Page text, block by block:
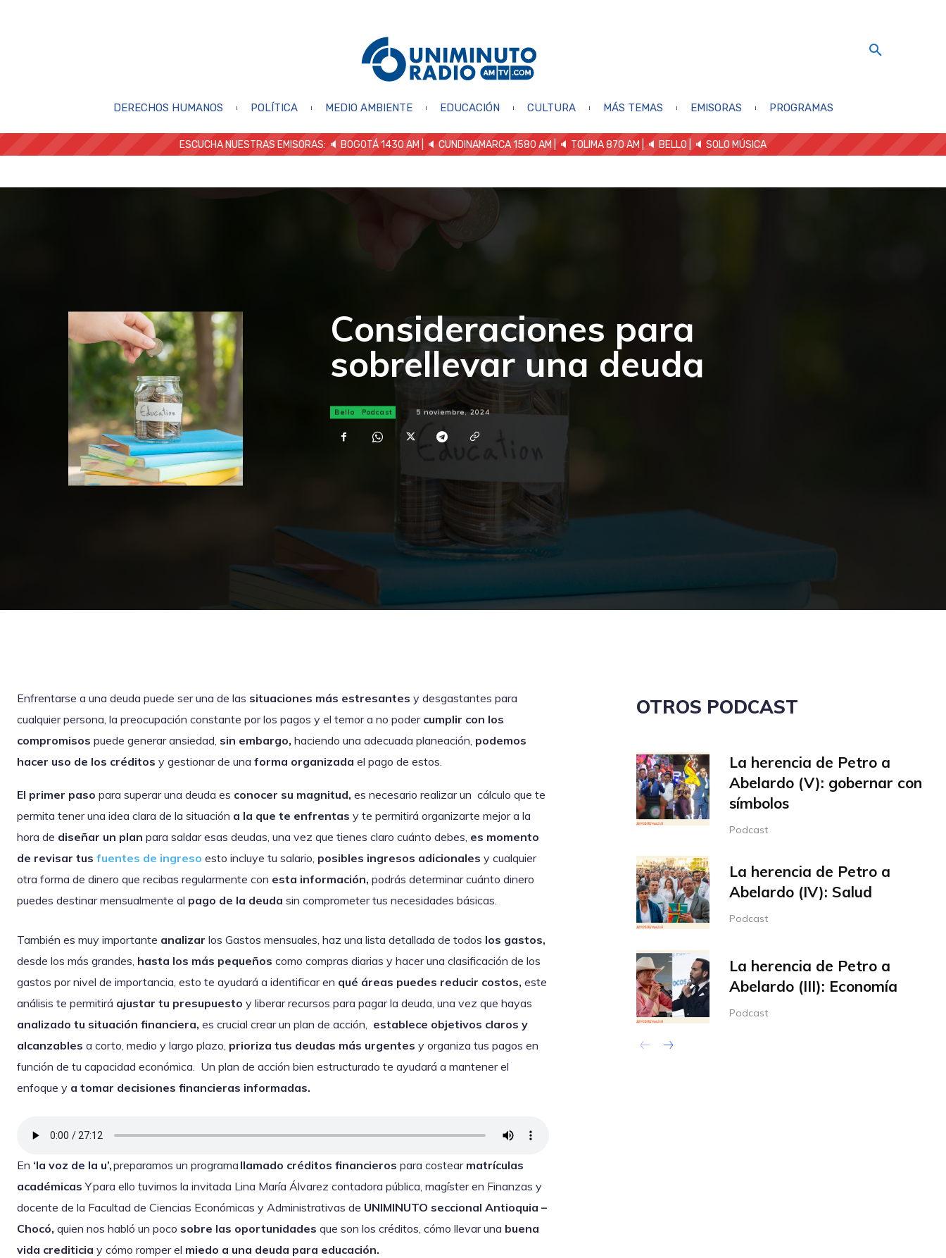
DERECHOS HUMANOS POLÍTICA MEDIO AMBIENTE EDUCACIÓN CULTURA MÁS TEMAS EMISORAS PROGRAMAS
ESCUCHA NUESTRAS EMISORAS: 🔈 BOGOTÁ 1430 AM | 🔈 CUNDINAMARCA 1580 AM | 🔈 TOLIMA 870 AM | 🔈 BELLO 🔈 SOLO MÚSICA
Consideraciones para
sobrellevar una deuda
Bello Podcast 5 noviembre, 2024
Enfrentarse a una deuda puede ser una de las situaciones más estresantes y desgastantes para
cualquier persona, la preocupación constante por los pagos y el temor a no poder cumplir con los
compromisos puede generar ansiedad, sin embargo, haciendo una adecuada planeación, podemos
hacer uso de los créditos y gestionar de una forma organizada el pago de estos.
El primer paso para superar una deuda es conocer su magnitud, es necesario realizar un cálculo que te
permita tener una idea clara de la situación a la que te enfrentas y te permitirá organizarte mejor a la
hora de diseñar un plan para saldar esas deudas, una vez que tienes claro cuánto debes, es momento
de revisar tus fuentes de ingreso esto incluye tu salario, posibles ingresos adicionales y cualquier
otra forma de dinero que recibas regularmente con esta información, podrás determinar cuánto dinero
puedes destinar mensualmente al pago de la deuda sin comprometer tus necesidades básicas.
También es muy importante analizar los Gastos mensuales, haz una lista detallada de todos los gastos,
desde los más grandes, hasta los más pequeños como compras diarias y hacer una clasificación de los
gastos por nivel de importancia, esto te ayudará a identificar en qué áreas puedes reducir costos, este
análisis te permitirá ajustar tu presupuesto y liberar recursos para pagar la deuda, una vez que hayas
analizado tu situación financiera, es crucial crear un plan de acción, establece objetivos claros y
alcanzables a corto, medio y largo plazo, prioriza tus deudas más urgentes y organiza tus pagos en
función de tu capacidad económica. Un plan de acción bien estructurado te ayudará a mantener el
enfoque y a tomar decisiones financieras informadas.
En ‘la voz de la u’,preparamos un programa llamado créditos financieros para costear matrículas
académicasY para ello tuvimos la invitada Lina María Álvarez contadora pública, magíster en Finanzas y
docente de la Facultad de Ciencias Económicas y Administrativas de UNIMINUTO seccional Antioquia –
Chocó, quien nos habló un poco sobre las oportunidades que son los créditos, cómo llevar una buena
vida crediticia y cómo romper el miedo a una deuda para educación.
OTROS PODCAST
La herencia de Petro a
Abelardo (V): gobernar con
símbolos
Podcast
La herencia de Petro a
Abelardo (IV): Salud
Podcast
La herencia de Petro a
Abelardo (III): Economía
Podcast